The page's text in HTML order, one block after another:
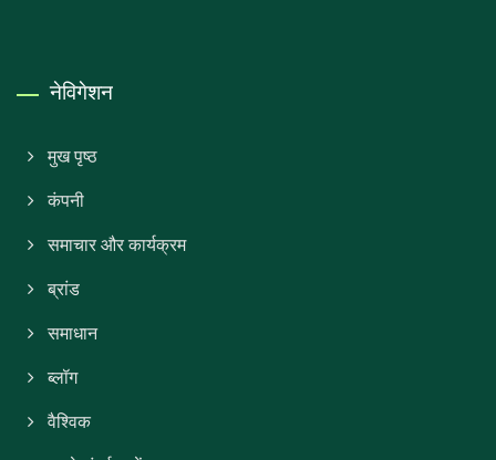
नेविगेशन
मुख पृष्ठ
कंपनी
समाचार और कार्यक्रम
ब्रांड
समाधान
ब्लॉग
वैश्विक